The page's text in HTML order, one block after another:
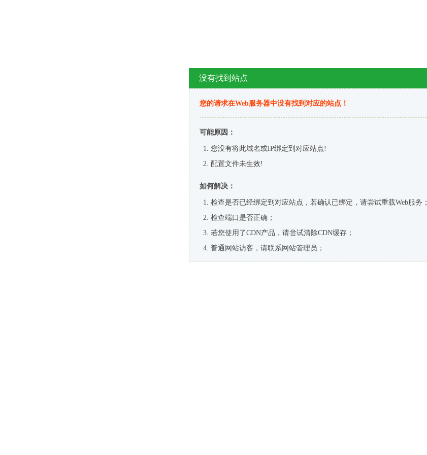
没有找到站点
您的请求在Web服务器中没有找到对应的站点！
可能原因：
您没有将此域名或IP绑定到对应站点!
配置文件未生效!
如何解决：
检查是否已经绑定到对应站点，若确认已绑定，请尝试重载Web服务；
检查端口是否正确；
若您使用了CDN产品，请尝试清除CDN缓存；
普通网站访客，请联系网站管理员；